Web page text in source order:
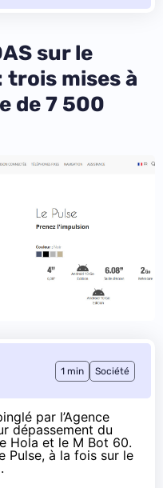
sur le
trois mises à
de 7 500
1 min Société
par l’Agence
dépassement du
Hola et le M Bot 60.
Pulse, à la fois sur le